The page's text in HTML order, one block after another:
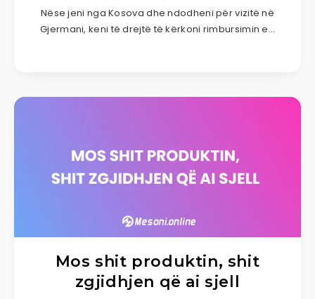
Nëse jeni nga Kosova dhe ndodheni për vizitë në
Gjermani, keni të drejtë të kërkoni rimbursimin e…
Mos shit produktin, shit
zgjidhjen që ai sjell